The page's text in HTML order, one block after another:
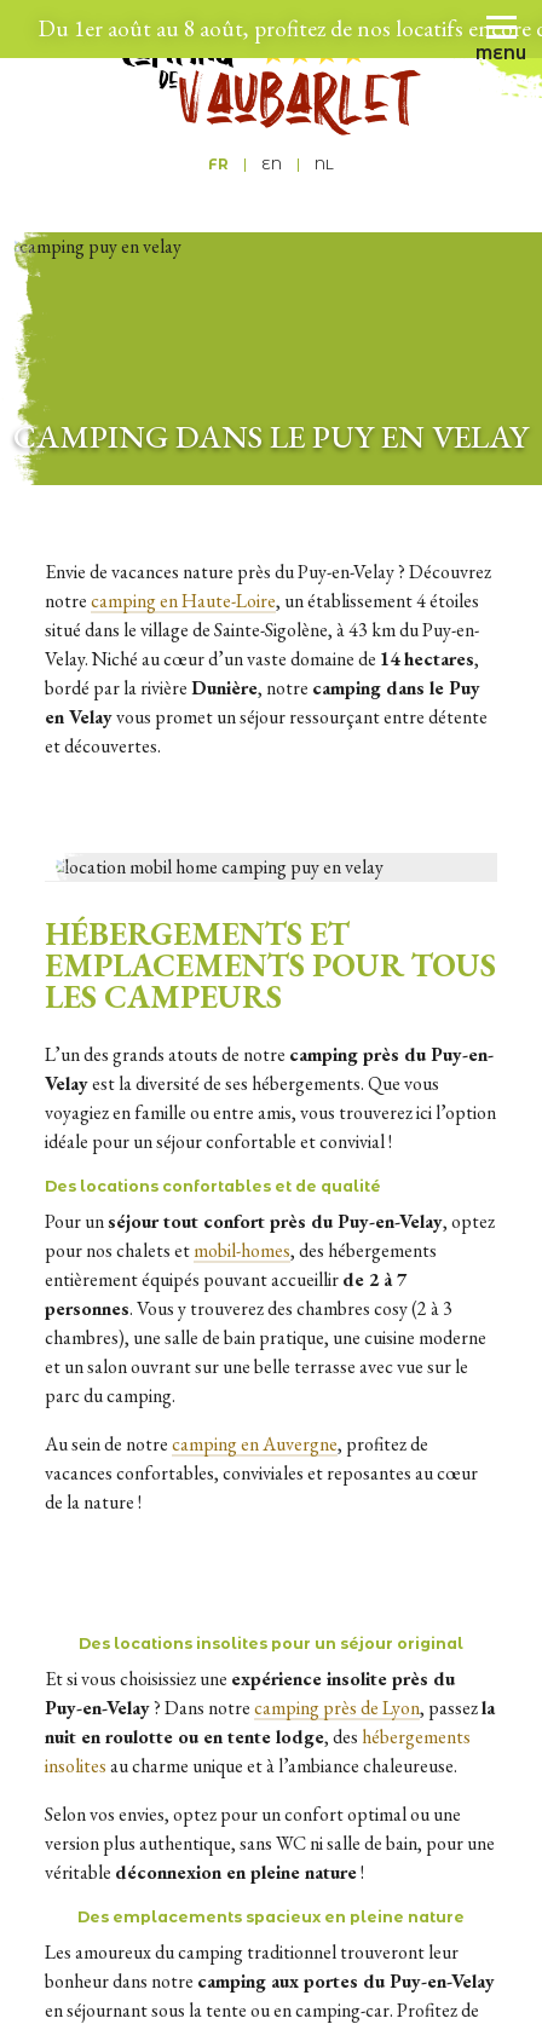
Du 1er août au 8 août, profitez de nos locatifs encore
MENU
FR EN NL
CAMPING DANS LE PUY EN VELAY
Envie de vacances nature près du Puy-en-Velay ? Découvrez
notrecamping en Haute-Loire, un établissement 4 étoiles
situé dans le village de Sainte-Sigolène, à 43 km du Puy-en-
Velay. Niché au cœur d’un vaste domaine de 14 hectares,
bordé par la rivièreDunière, notre camping dans le Puy
en Velayvous promet un séjour ressourçant entre détente
et découvertes.
HÉBERGEMENTS ET
EMPLACEMENTS POUR TOUS
LES CAMPEURS
L’un des grands atouts de notre camping près du Puy-en-
Velayest la diversité de ses hébergements. Que vous
voyagiez en famille ou entre amis, vous trouverez ici l’option
idéale pour un séjour confortable et convivial !
Des locations confortables et de qualité
Pour unséjour tout confort près du Puy-en-Velay, optez
pour nos chalets etmobil-homes, des hébergements
entièrement équipés pouvant accueillirde 2 à 7
personnes. Vous y trouverez des chambres cosy (2 à 3
chambres), une salle de bain pratique, une cuisine moderne
et un salon ouvrant sur une belle terrasse avec vue sur le
parc du camping.
Au sein de notrecamping en Auvergne, profitez de
vacances confortables, conviviales et reposantes au cœur
de la nature !
Des locations insolites pour un séjour original
Et si vous choisissiez une expérience insolite près du
Puy-en-Velay? Dans notrecamping près de Lyon, passezla
nuit en roulotte ou en tente lodge, des hébergements
insolitesau charme unique et à l’ambiance chaleureuse.
Selon vos envies, optez pour un confort optimal ou une
version plus authentique, sans WC ni salle de bain, pour une
véritable déconnexion en pleine nature!
Des emplacements spacieux en pleine nature
Les amoureux du camping traditionnel trouveront leur
bonheur dans notre camping aux portes du Puy-en-Velay
en séjournant sous la tente ou en camping-car. Profitez de